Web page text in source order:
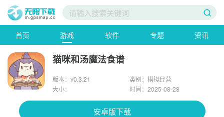
首页 游戏 软件 专题 资讯
猫咪和汤魔法食谱
版本：v0.3.21
类别：模拟经营
大小：
时间：2025-08-28
安卓版下载